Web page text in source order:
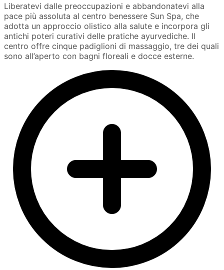
Liberatevi dalle preoccupazioni e abbandonatevi alla
pace più assoluta al centro benessere Sun Spa, che
adotta un approccio olistico alla salute e incorpora gli
antichi poteri curativi delle pratiche ayurvediche. Il
centro offre cinque padiglioni di massaggio, tre dei quali
sono all’aperto con bagni floreali e docce esterne.